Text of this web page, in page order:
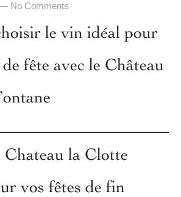
No Comments
le vin idéal pour
fête avec le Château
la Clotte
vos fêtes de fin